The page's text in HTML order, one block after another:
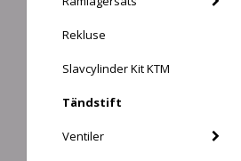
Rekluse
Slavcylinder Kit KTM
Tändstift
Ventiler